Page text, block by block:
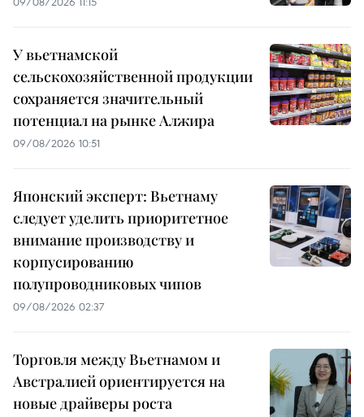
У вьетнамской
сельскохозяйственной продукции
сохраняется значительный
потенциал на рынке Алжира
09/08/2026 10:51
Японский эксперт: Вьетнаму
следует уделить приоритетное
внимание производству и
корпусированию
полупроводниковых чипов
09/08/2026 02:37
Торговля между Вьетнамом и
Австралией ориентируется на
новые драйверы роста